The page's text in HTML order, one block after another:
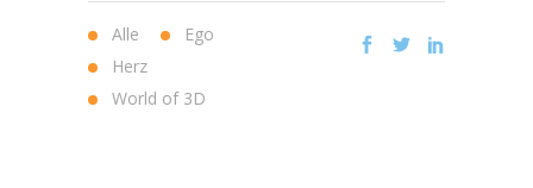
Alle
Ego
Herz
World of 3D